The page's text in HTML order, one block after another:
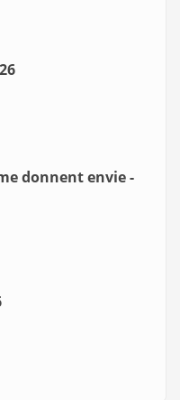
donnent envie -